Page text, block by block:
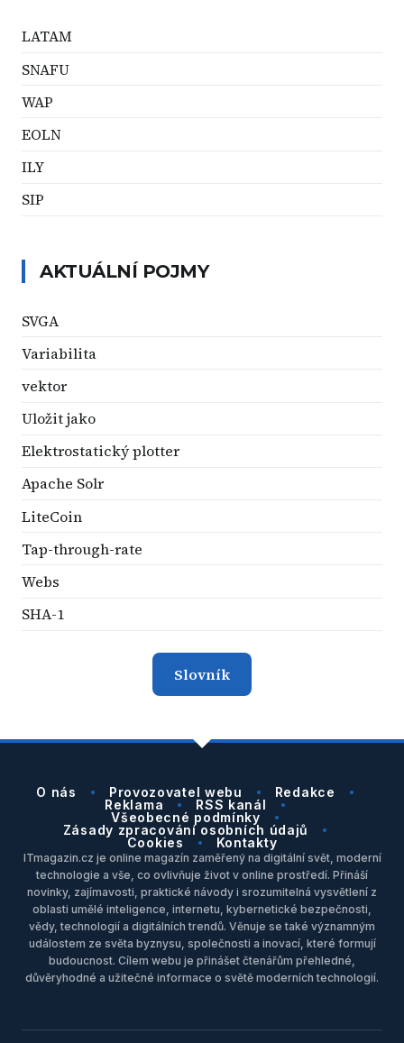
LATAM
SNAFU
WAP
EOLN
ILY
SIP
AKTUÁLNÍ POJMY
SVGA
Variabilita
vektor
Uložit jako
Elektrostatický plotter
Apache Solr
LiteCoin
Tap-through-rate
Webs
SHA-1
Slovník
O nás Provozovatel webu
Redakce
Reklama
RSS kanál
Všeobecné podmínky
Zásady zpracování osobních údajů
Cookies
Kontakty
ITmagazin.cz je online magazín zaměřený na digitální svět, moderní
technologie a vše, co ovlivňuje život v online prostředí. Přináší
novinky, zajímavosti, praktické návody i srozumitelná vysvětlení z
oblasti umělé inteligence, internetu, kybernetické bezpečnosti,
vědy, technologií a digitálních trendů. Věnuje se také významným
událostem ze světa byznysu, společnosti a inovací, které formují
budoucnost. Cílem webu je přinášet čtenářům přehledné,
důvěryhodné a užitečné informace o světě moderních technologií.